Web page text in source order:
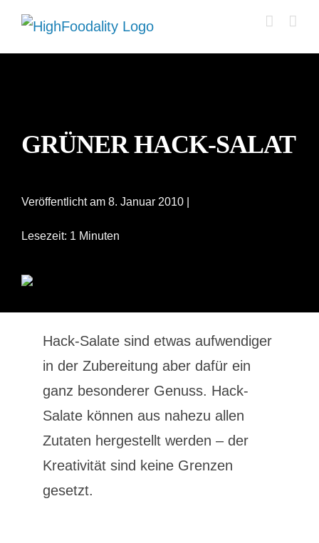
Zum
Inhalt
GRÜNER HACK-SALAT
Veröffentlicht am 8. Januar 2010 |
Lesezeit: 1 Minuten
Hack-Salate sind etwas aufwendiger
in der Zubereitung aber dafür ein
ganz besonderer Genuss. Hack-
Salate können aus nahezu allen
Zutaten hergestellt werden – der
Kreativität sind keine Grenzen
gesetzt.